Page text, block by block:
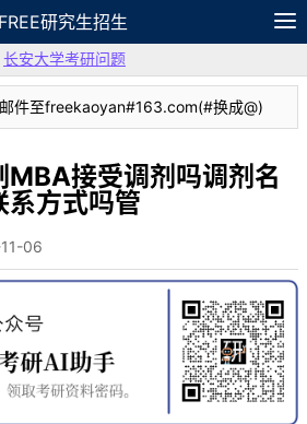
FREE研究生招生
APP 笔记
长安大学考研问题
件至freekaoyan#163.com(#换成@)
MBA接受调剂吗调剂名
系方式吗管
06